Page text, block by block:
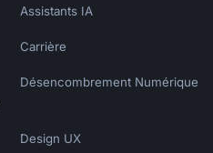
Assistants IA
Carrière
Désencombrement Numérique
Design UX